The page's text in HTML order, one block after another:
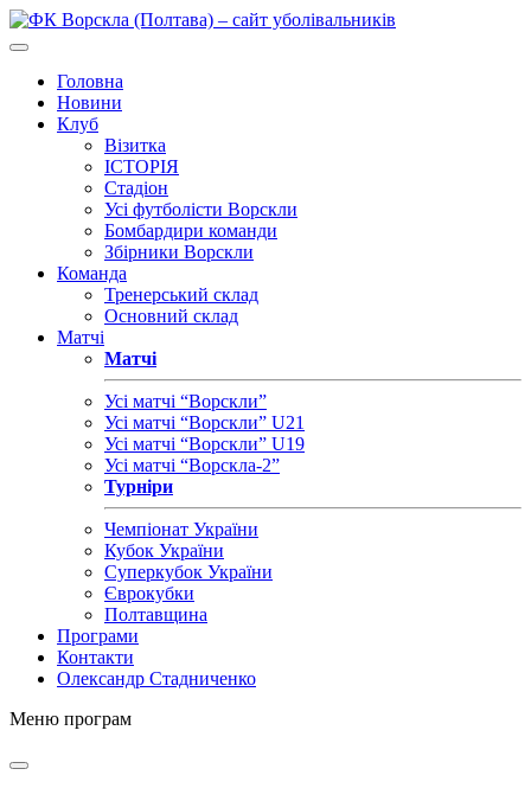
Головна
Новини
Клуб
Візитка
ІСТОРІЯ
Стадіон
Усі футболісти Ворскли
Бомбардири команди
Збірники Ворскли
Команда
Тренерський склад
Основний склад
Матчі
Матчі
Усі матчі “Ворскли”
Усі матчі “Ворскли” U21
Усі матчі “Ворскли” U19
Усі матчі “Ворскла-2”
Турніри
Чемпіонат України
Кубок України
Суперкубок України
Єврокубки
Полтавщина
Програми
Контакти
Олександр Стадниченко
Меню програм